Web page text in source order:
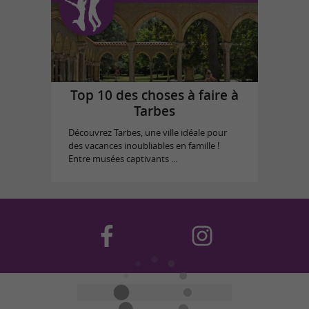
Top 10 des choses à faire à
Tarbes
Découvrez Tarbes, une ville idéale pour
des vacances inoubliables en famille !
Entre musées captivants ...